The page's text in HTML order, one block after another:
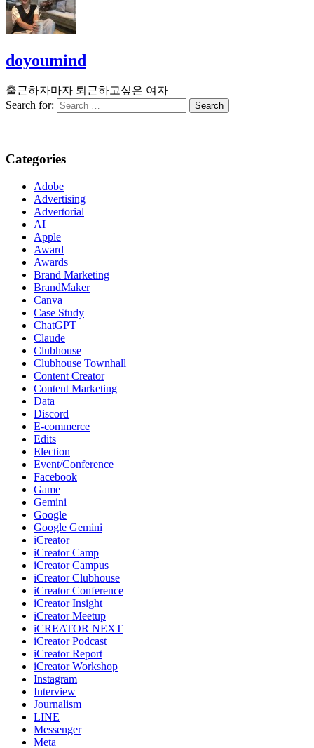
doyoumind
출근하자마자 퇴근하고싶은 여자
Search for:
Categories
Adobe
Advertising
Advertorial
AI
Apple
Award
Awards
Brand Marketing
BrandMaker
Canva
Case Study
ChatGPT
Claude
Clubhouse
Clubhouse Townhall
Content Creator
Content Marketing
Data
Discord
E-commerce
Edits
Election
Event/Conference
Facebook
Game
Gemini
Google
Google Gemini
iCreator
iCreator Camp
iCreator Campus
iCreator Clubhouse
iCreator Conference
iCreator Insight
iCreator Meetup
iCREATOR NEXT
iCreator Podcast
iCreator Report
iCreator Workshop
Instagram
Interview
Journalism
LINE
Messenger
Meta